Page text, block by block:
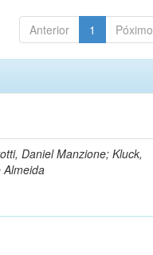
Anterior 1 Póximo
Daniel Manzione; Kluck,
Almeida